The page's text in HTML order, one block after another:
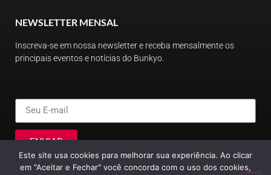
NEWSLETTER MENSAL
Inscreva-se em nossa newsletter e receba mensalmente os
principais eventos e notícias do Bunkyo.
ENVIAR
Este site usa cookies para melhorar sua experiência. Ao clicar
em "Aceitar e Fechar" você concorda com o uso dos cookies,